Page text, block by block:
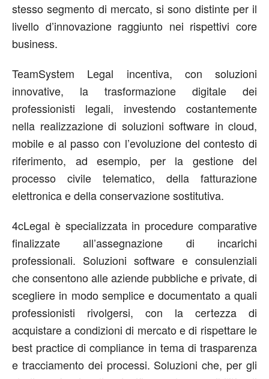
stesso segmento di mercato, si sono distinte per il
livello d’innovazione raggiunto nei rispettivi core
business.
TeamSystem Legal incentiva, con soluzioni
innovative, la trasformazione digitale dei
professionisti legali, investendo costantemente
nella realizzazione di soluzioni software in cloud,
mobile e al passo con l’evoluzione del contesto di
riferimento, ad esempio, per la gestione del
processo civile telematico, della fatturazione
elettronica e della conservazione sostitutiva.
4cLegal è specializzata in procedure comparative
finalizzate all’assegnazione di incarichi
professionali. Soluzioni software e consulenziali
che consentono alle aziende pubbliche e private, di
scegliere in modo semplice e documentato a quali
professionisti rivolgersi, con la certezza di
acquistare a condizioni di mercato e di rispettare le
best practice di compliance in tema di trasparenza
e tracciamento dei processi. Soluzioni che, per gli